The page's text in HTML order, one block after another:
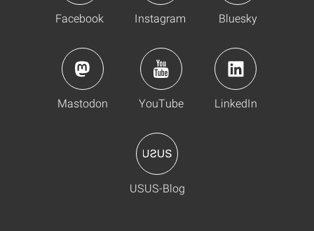
Facebook Instagram Bluesky
Mastodon YouTube LinkedIn
USUS-Blog